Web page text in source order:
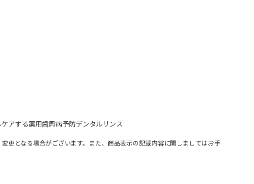
アする薬用歯周病予防デンタルリンス
となる場合がございます。また、商品表示の記載内容に関しましてはお手